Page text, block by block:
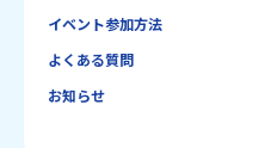
イベント参加方法
よくある質問
お知らせ